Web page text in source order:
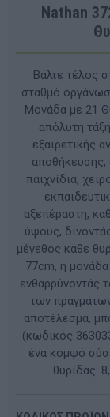
Nathan
Βάλτε τέλος
σταθμό
Μονάδα με 21
απόλυτη
εξαιρετικής
αποθήκευσης,
παιχνίδια,
αξεπέραστη,
ύψους,
μέγεθος κάθε
77cm, η
ενθαρρύνοντάς
των
αποτέλεσμα,
(κωδικός
ένα κομψό
θυρίδας: